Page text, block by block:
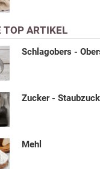
TOP ARTIKEL
Schlagobers -
Zucker -
Mehl